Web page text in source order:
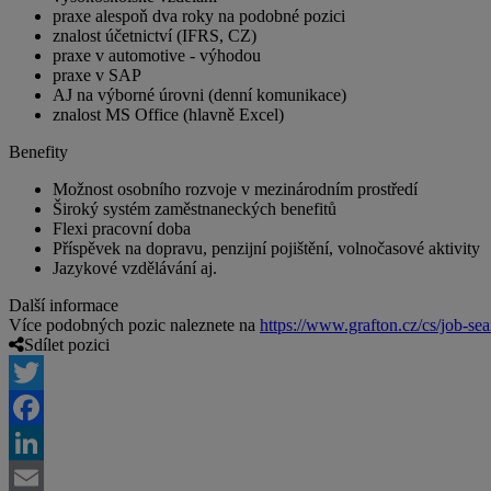
praxe alespoň dva roky na podobné pozici
znalost účetnictví (IFRS, CZ)
praxe v automotive - výhodou
praxe v SAP
AJ na výborné úrovni (denní komunikace)
znalost MS Office (hlavně Excel)
Benefity
Možnost osobního rozvoje v mezinárodním prostředí
Široký systém zaměstnaneckých benefitů
Flexi pracovní doba
Příspěvek na dopravu, penzijní pojištění, volnočasové aktivity
Jazykové vzdělávání aj.
Další informace
Více podobných pozic naleznete na https://www.grafton.cz/cs/job-
Sdílet pozici
Twitter
Facebook
LinkedIn